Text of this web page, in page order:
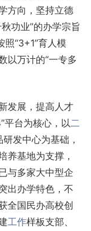
方向，坚持立德
功业”的办学宗旨
照“3+1”育人模
以万计的“一专多
发展，提高人才
平台为核心，以 二
发中心为基础，
养基地为支撑，
与多家大中型企
出办学特色，不
全国民办高校创
工作样板支部、